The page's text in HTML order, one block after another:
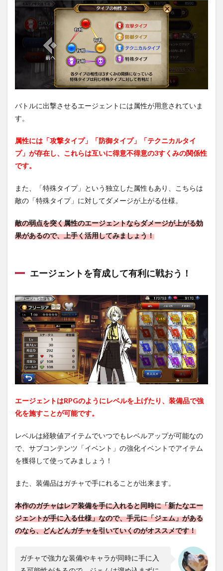
バトルに出撃させるエージェントには属性が用意されていま
す。
属性には「攻撃タイプ」「防御タイプ」「テクニカルタイ
プ」が存在し、これらは互いに得意不得意の3すくみの関係性
です。
また、「特殊タイプ」という独立した属性もあり、こちらは
敵の「特殊タイプ」に対してダメージが上がる仕様。
敵の弱点を突く属性のエージェントならダメージが上がる効
果があるので、上手く活用してみましょう！
エージェントを育成して有利に戦おう！
エージェントはRPGのようにレベルを上げたり、装備品で強
化を施すことが可能です。
レベルは経験値アイテムでいつでもレベルアップが可能なの
で、サブコンテンツ「イベント」の強化イベントでアイテム
を獲得して使ってみましょう！
また、装備品はガチャで手にれることが出来ます。
本作のガチャはレア装備を手に入れると同時に「新たなエー
ジェントが手に入る仕様」なので、手元に「ジェム」がある
のなら、どんどんガチャを引いていくのがオススメです！
ガチャで強力な装備やキャラが同時に手に入